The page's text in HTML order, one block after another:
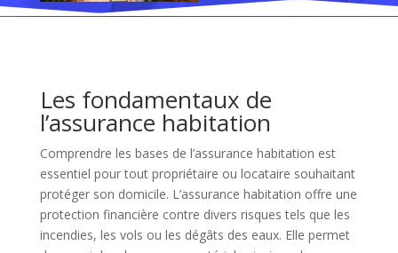
Les fondamentaux de
l’assurance habitation
Comprendre les bases de l’assurance habitation est
essentiel pour tout propriétaire ou locataire souhaitant
protéger son domicile. L’assurance habitation offre une
protection financière contre divers risques tels que les
incendies, les vols ou les dégâts des eaux. Elle permet